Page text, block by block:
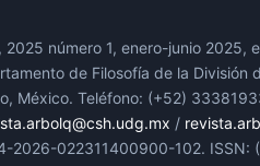
, 2025 número 1, enero-junio 2025,
de Filosofía de la División
México. Teléfono: (+52)
/
2026-022311400900-102. ISSN: